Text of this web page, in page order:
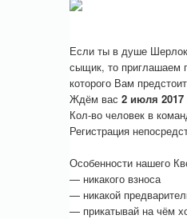
Если ты в душе
сыщик, то приглашаем
которого Вам
Ждём вас 2 июля 2017
Кол-во человек в
Регистрация
Особенности нашего
— никакого взноса
— никакой
— прикатывай на чём